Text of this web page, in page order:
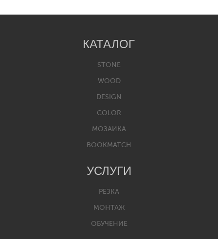
КАТАЛОГ
STONE
WOOD
DESIGN
COLOR
МОЗАИКА
BOOKMATCH
УСЛУГИ
РЕЗКА
МОНТАЖ
ОБУЧЕНИЕ